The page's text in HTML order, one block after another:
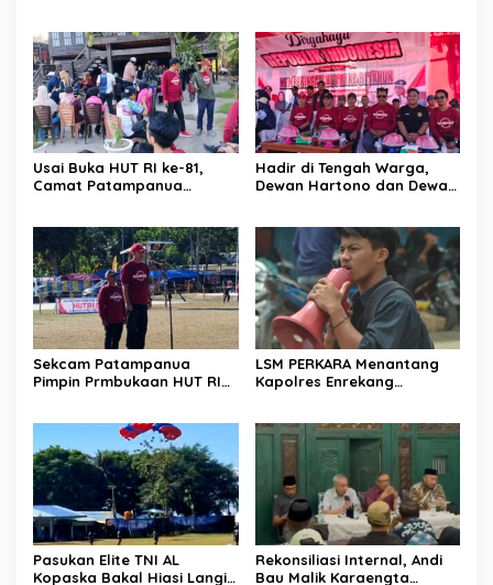
Maut Jl Macan, Terduga
Pelaku Dibekuk di
Batulappa
Pembukaan HUT RI ke-81
Usai Buka HUT RI ke-81,
Camat Patampanua
Dibumbui Canda, Semua
Fokus Mendengar!
Hadir di Tengah Warga,
Dewan Hartono dan Dewan
HUT RI ke-81 di Maccirinna
Sekcam Patampanua
Pimpin Prmbukaan HUT RI
LSM PERKARA Menantang
Kapolres Enrekang
Lonjakan Harga gas elpiji 3
kg Di Kabupaten Enrekang
Pasukan Elite TNI AL
Kopaska Bakal Hiasi Langit
Rekonsiliasi Internal, Andi
Bau Malik Karaengta